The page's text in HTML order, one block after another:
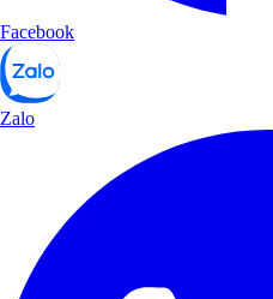
Facebook
Zalo